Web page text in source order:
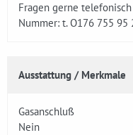
Fragen gerne
Nummer: t. O176 755 95
Ausstattung / Merkmale
Gasanschluß
Nein